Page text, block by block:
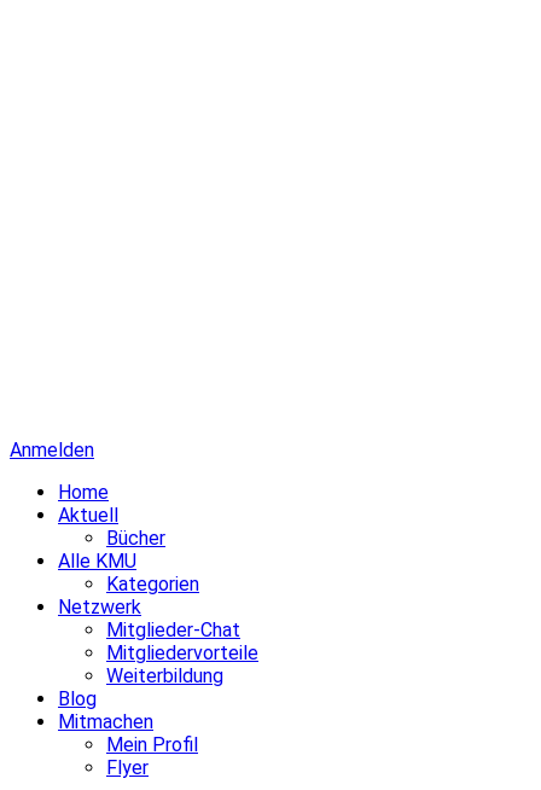
Anmelden
Home
Aktuell
Bücher
Alle KMU
Kategorien
Netzwerk
Mitglieder-Chat
Mitgliedervorteile
Weiterbildung
Blog
Mitmachen
Mein Profil
Flyer